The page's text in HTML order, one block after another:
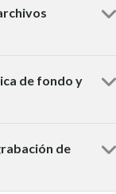
de fondo y
de